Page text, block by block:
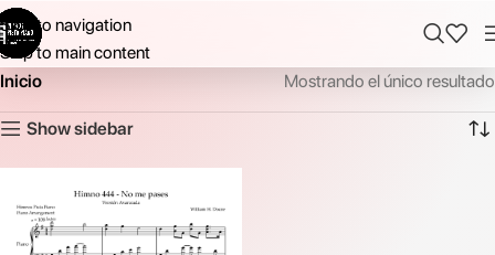
Skip to navigation
Skip to main content
Inicio
Mostrando el único resultado
Show sidebar